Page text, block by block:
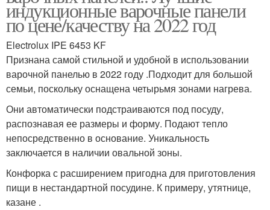
индукционные варочные панели
по цене/качеству на 2022 год
Electrolux IPE 6453 KF
Признана самой стильной и удобной в использовании
варочной панелью в 2022 году .Подходит для большой
семьи, поскольку оснащена четырьмя зонами нагрева.
Они автоматически подстраиваются под посуду,
распознавая ее размеры и форму. Подают тепло
непосредственно в основание. Уникальность
заключается в наличии овальной зоны.
Конфорка с расширением пригодна для приготовления
пищи в нестандартной посудине. К примеру, утятнице,
казане .